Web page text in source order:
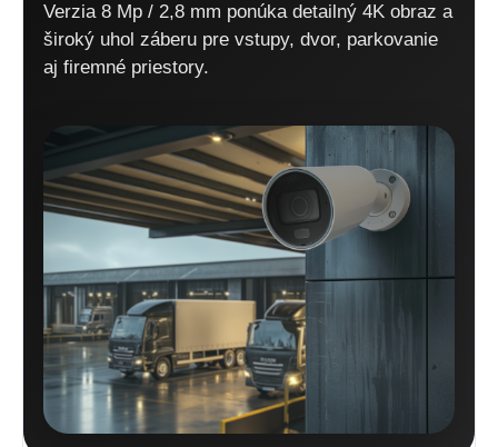
Verzia 8 Mp / 2,8 mm ponúka detailný 4K obraz a
široký uhol záberu pre vstupy, dvor, parkovanie
aj firemné priestory.